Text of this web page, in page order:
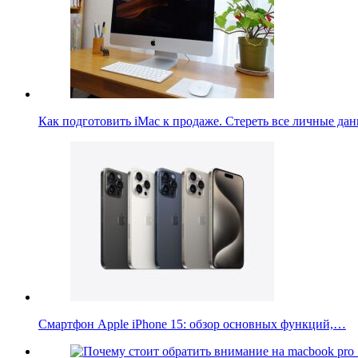
Как подготовить iMac к продаже. Стереть все личные
Смартфон Apple iPhone 15: обзор основных функций,…